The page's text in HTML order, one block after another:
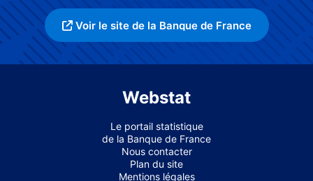
Voir le site de la Banque de France
Webstat
Le portail statistique
de la Banque de France
Nous contacter
Plan du site
Mentions légales